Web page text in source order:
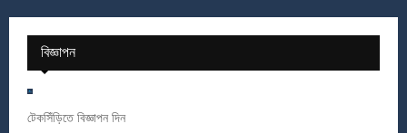
বিজ্ঞাপন
টেকসিঁড়িতে বিজ্ঞাপন দিন